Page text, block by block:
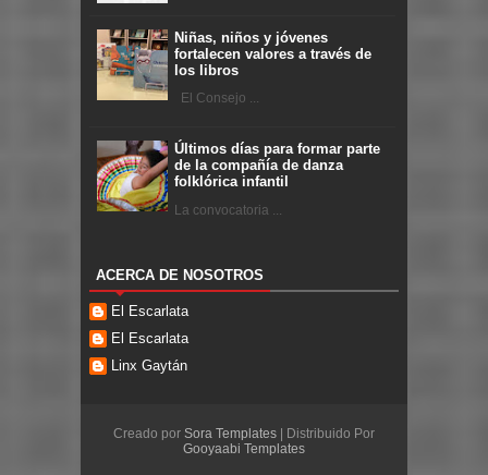
Niñas, niños y jóvenes
fortalecen valores a través de
los libros
El Consejo ...
Últimos días para formar parte
de la compañía de danza
folklórica infantil
La convocatoria ...
ACERCA DE NOSOTROS
El Escarlata
El Escarlata
Linx Gaytán
Creado por Sora Templates | Distribuido Por
Gooyaabi Templates